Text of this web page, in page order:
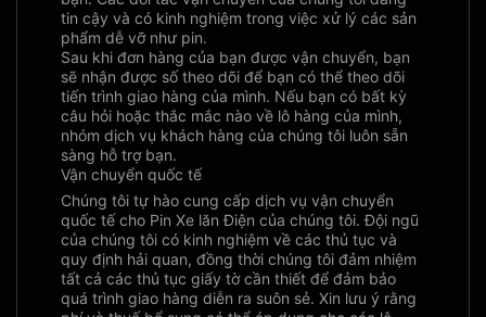
tin cậy và có kinh nghiệm trong việc xử lý các sản
phẩm dễ vỡ như pin.
Sau khi đơn hàng của bạn được vận chuyển, bạn
sẽ nhận được số theo dõi để bạn có thể theo dõi
tiến trình giao hàng của mình. Nếu bạn có bất kỳ
câu hỏi hoặc thắc mắc nào về lô hàng của mình,
nhóm dịch vụ khách hàng của chúng tôi luôn sẵn
sàng hỗ trợ bạn.
Vận chuyển quốc tế
Chúng tôi tự hào cung cấp dịch vụ vận chuyển
quốc tế cho Pin Xe lăn Điện của chúng tôi. Đội ngũ
của chúng tôi có kinh nghiệm về các thủ tục và
quy định hải quan, đồng thời chúng tôi đảm nhiệm
tất cả các thủ tục giấy tờ cần thiết để đảm bảo
quá trình giao hàng diễn ra suôn sẻ. Xin lưu ý rằng